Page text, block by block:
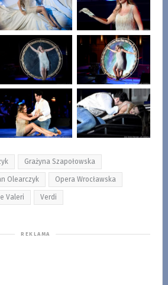
Grażyna Szapołowska
Olearczyk Opera Wrocławska
Valeri Verdi